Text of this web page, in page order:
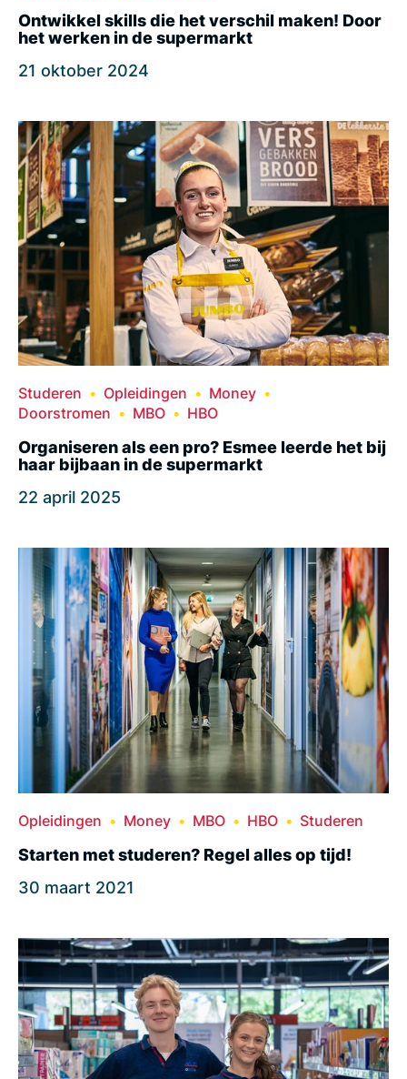
Ontwikkel skills die het verschil maken! Door
het werken in de supermarkt
21 oktober 2024
Studeren Opleidingen
Money
Doorstromen
MBO HBO
Organiseren als een pro? Esmee leerde het bij
haar bijbaan in de supermarkt
22 april 2025
Opleidingen Money MBO HBO Studeren
Starten met studeren? Regel alles op tijd!
30 maart 2021